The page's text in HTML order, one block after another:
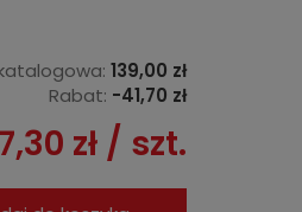
139,00 zł
Rabat: -41,70 zł
zł / szt.